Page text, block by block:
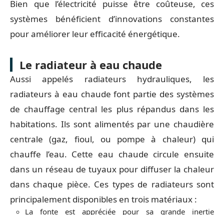
Bien que l’électricité puisse être coûteuse, ces
systèmes bénéficient d’innovations constantes
pour améliorer leur efficacité énergétique.
Le radiateur à eau chaude
Aussi appelés radiateurs hydrauliques, les
radiateurs à eau chaude font partie des systèmes
de chauffage central les plus répandus dans les
habitations. Ils sont alimentés par une chaudière
centrale (gaz, fioul, ou pompe à chaleur) qui
chauffe l’eau. Cette eau chaude circule ensuite
dans un réseau de tuyaux pour diffuser la chaleur
dans chaque pièce. Ces types de radiateurs sont
principalement disponibles en trois matériaux :
La fonte est appréciée pour sa grande inertie